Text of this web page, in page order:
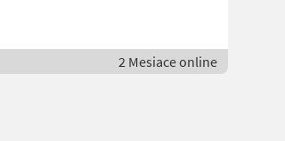
2 Mesiace online